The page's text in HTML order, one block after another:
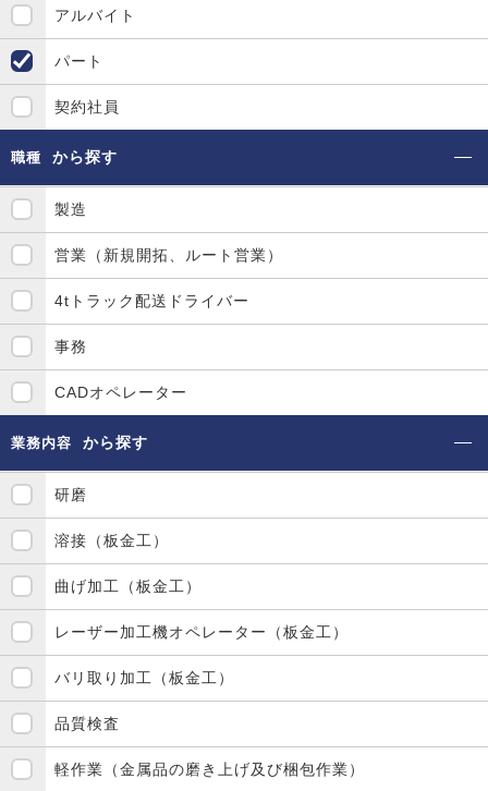
アルバイト
パート
契約社員
職種 から探す
製造
営業（新規開拓、ルート営業）
4tトラック配送ドライバー
事務
CADオペレーター
業務内容 から探す
研磨
溶接（板金工）
曲げ加工（板金工）
レーザー加工機オペレーター（板金工）
バリ取り加工（板金工）
品質検査
軽作業（金属品の磨き上げ及び梱包作業）